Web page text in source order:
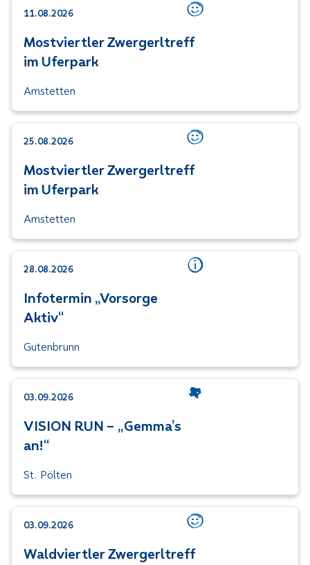
11.08.2026
Mostviertler Zwergerltreff
im Uferpark
Amstetten
25.08.2026
Mostviertler Zwergerltreff
im Uferpark
Amstetten
28.08.2026
Infotermin „Vorsorge
Aktiv“
Gutenbrunn
03.09.2026
VISION RUN – „Gemma’s
an!“
St. Pölten
03.09.2026
Waldviertler Zwergerltreff